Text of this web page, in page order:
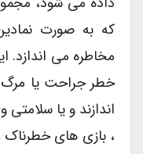
که به صورت
مخاطره می اندازد.
خطر جراحت یا مرگ
اندازند و یا سلامتی
، بازی های خطرناک